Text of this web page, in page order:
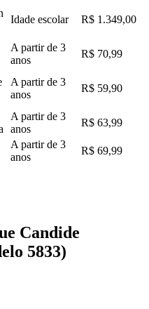
Idade escolar R$ 1.349,00
A partir de 3
anos
R$ 70,99
A partir de 3
anos
R$ 59,90
A partir de 3
anos
R$ 63,99
A partir de 3
anos
R$ 69,99
Candide
5833)